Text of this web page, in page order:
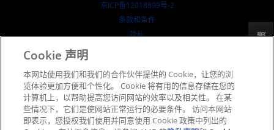
京ICP备12018899号-2
​条款和条件
隐私
公开公平竞争
英国税收策略
Cookie 政策
Cookie 设置
反馈
Cookie 声明
本网站使用我们和我们的合作伙伴提供的 Cookie，让您的浏
览体验更加方便和个性化。 Cookie 将有用的信息存储在您的
计算机上，以帮助提高您访问网站的效率以及相关性。 在某
些情况下，它们是使网站正常运行的必要条件。 访问本网站
即表示，您授权我们使用并同意使用 Cookie 政策中列出的